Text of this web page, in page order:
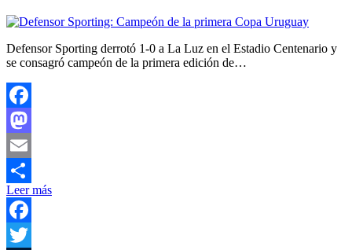
Defensor Sporting derrotó 1-0 a La Luz en el Estadio Centenario y
se consagró campeón de la primera edición de…
Facebook
Mastodon
Email
Compartir
Leer más
Facebook